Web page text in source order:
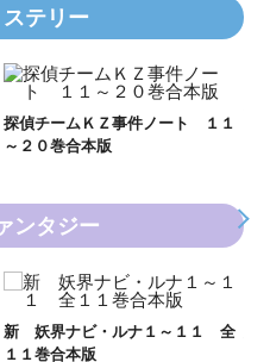
テリー
探偵チームＫＺ事件ノート １１
～２０巻合本版
ンタジー
新 妖界ナビ・ルナ１～１１ 全
１１巻合本版